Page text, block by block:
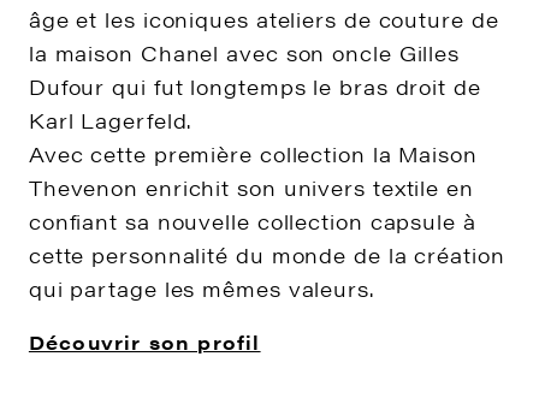
âge et les iconiques ateliers de couture de
la maison Chanel avec son oncle Gilles
Dufour qui fut longtemps le bras droit de
Karl Lagerfeld.
Avec cette première collection la Maison
Thevenon enrichit son univers textile en
confiant sa nouvelle collection capsule à
cette personnalité du monde de la création
qui partage les mêmes valeurs.
Découvrir son profil